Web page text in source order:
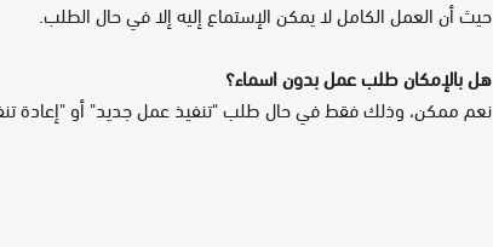
حيث أن العمل الكامل لا يمكن الإستماع إليه إلا في حال الطلب.
هل بالإمكان طلب عمل بدون اسماء؟
نعم ممكن، وذلك فقط في حال طلب "تنفيذ عمل جديد" أو "إعادة